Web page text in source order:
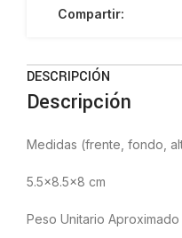
Compartir:
DESCRIPCIÓN
Descripción
Medidas (frente, fondo,
5.5×8.5×8 cm
Peso Unitario Aproximado